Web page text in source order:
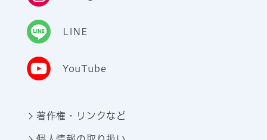
LINE
YouTube
著作権・リンクなど